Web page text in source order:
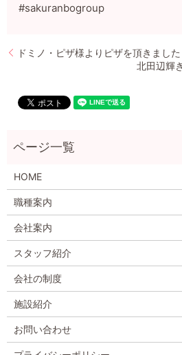
#sakuranbogroup
ドミノ・ピザ様よりピザを頂きました
北田辺輝
HOME
職種案内
会社案内
スタッフ紹介
会社の制度
施設紹介
お問い合わせ